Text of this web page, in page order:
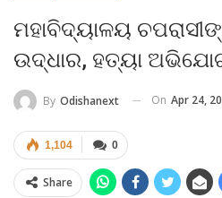
ମହାବିଦ୍ୟାଳୟ
ଉଦ୍ଧାର, ହତ୍ୟା
By Odishanext On Apr 24,
0
1,104
Share